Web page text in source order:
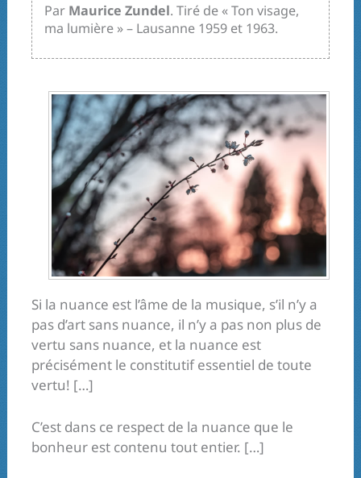
Par Maurice Zundel. Tiré de « Ton visage,
ma lumière » – Lausanne 1959 et 1963.
Si la nuance est l’âme de la musique, s’il n’y a
pas d’art sans nuance, il n’y a pas non plus de
vertu sans nuance, et la nuance est
précisément le constitutif essentiel de toute
vertu! […]
C’est dans ce respect de la nuance que le
bonheur est contenu tout entier. […]